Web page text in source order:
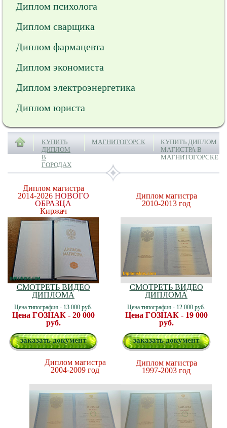
Диплом психолога
Диплом сварщика
Диплом фармацевта
Диплом экономиста
Диплом электроэнергетика
Диплом юриста
КУПИТЬ
ДИПЛОМ
В
ГОРОДАХ
МАГНИТОГОРСК
КУПИТЬ ДИПЛОМ
МАГИСТРА В
МАГНИТОГОРСКЕ
Диплом магистра
2014-2026 НОВОГО
ОБРАЗЦА
Киржач
СМОТРЕТЬ ВИДЕО
ДИПЛОМА
Цена типография - 13 000 руб.
Цена ГОЗНАК - 20 000
руб.
заказать документ
Диплом магистра
2010-2013 год
СМОТРЕТЬ ВИДЕО
ДИПЛОМА
Цена типография - 12 000 руб.
Цена ГОЗНАК - 19 000
руб.
заказать документ
Диплом магистра
2004-2009 год
Диплом магистра
1997-2003 год